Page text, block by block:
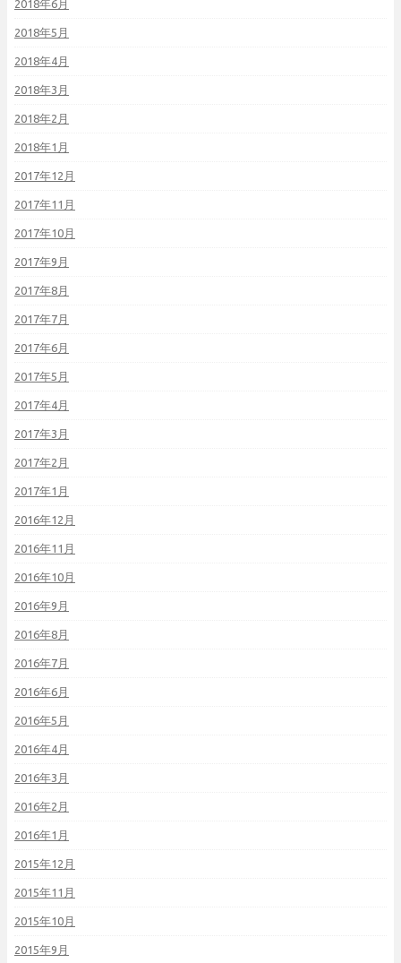
2018年6月
2018年5月
2018年4月
2018年3月
2018年2月
2018年1月
2017年12月
2017年11月
2017年10月
2017年9月
2017年8月
2017年7月
2017年6月
2017年5月
2017年4月
2017年3月
2017年2月
2017年1月
2016年12月
2016年11月
2016年10月
2016年9月
2016年8月
2016年7月
2016年6月
2016年5月
2016年4月
2016年3月
2016年2月
2016年1月
2015年12月
2015年11月
2015年10月
2015年9月